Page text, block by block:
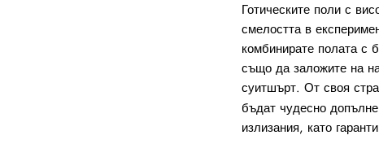
Готическите поли с
смелостта в
комбинирате полата с
също да заложите на
суитшърт. От своя
бъдат чудесно
излизания, като